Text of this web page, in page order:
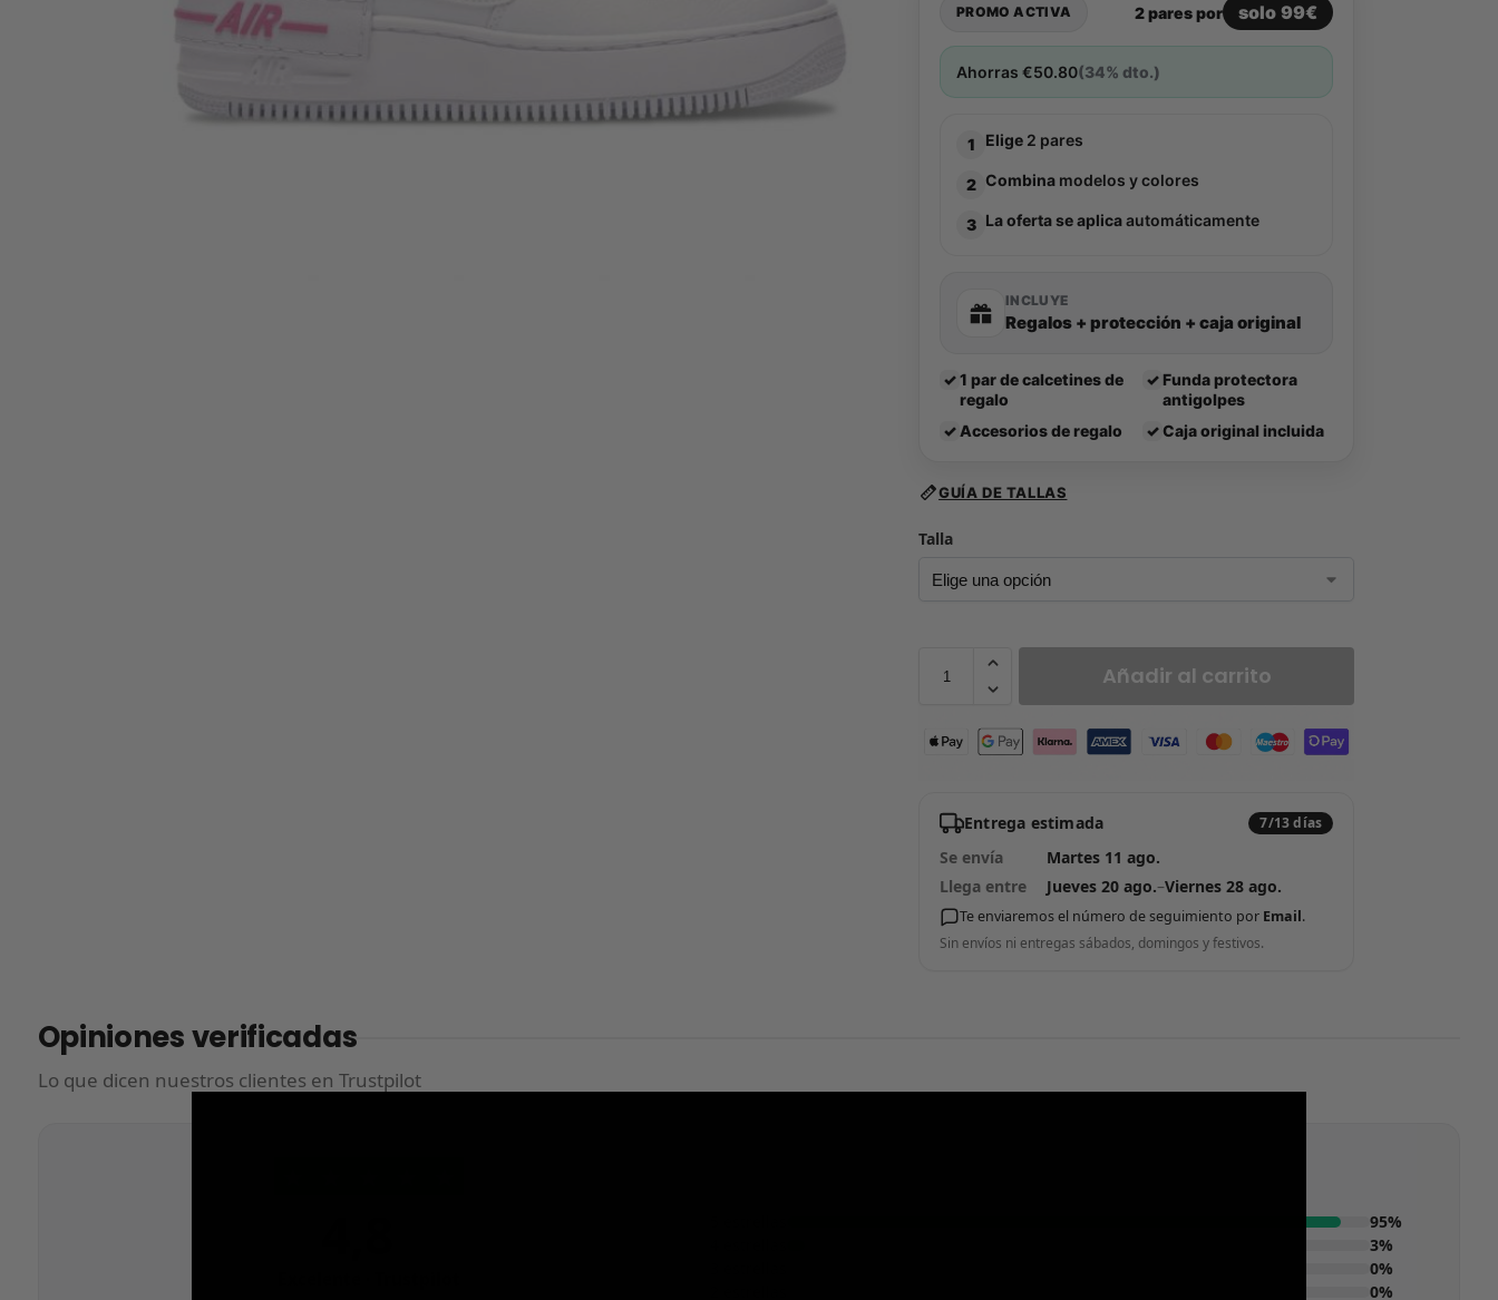
PROMO ACTIVA 2 pares por solo 99€
Ahorras€50.80(34% dto.)
1 Elige 2 pares
2 Combina modelos y colores
3 La oferta se aplicaautomáticamente
INCLUYE
Regalos + protección + caja original
✓1 par de calcetines de
regalo
✓ Funda protectora
antigolpes
✓ Accesorios de regalo ✓ Caja original incluida
GUÍA DE TALLAS
Talla
Añadir al carrito
Entrega estimada 7/13 días
Se envía
Martes 11 ago.
Llega entre
Jueves 20 ago.–Viernes 28 ago.
Te enviaremos el número de seguimiento por Email.
Sin envíos ni entregas sábados, domingos y festivos.
Opiniones verificadas
Lo que dicen nuestros clientes en Trustpilot
95%
3%
0%
0%